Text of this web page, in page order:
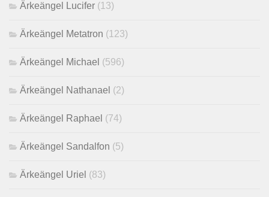
Ärkeängel Lucifer (13)
Ärkeängel Metatron (123)
Ärkeängel Michael (596)
Ärkeängel Nathanael (2)
Ärkeängel Raphael (74)
Ärkeängel Sandalfon (5)
Ärkeängel Uriel (83)